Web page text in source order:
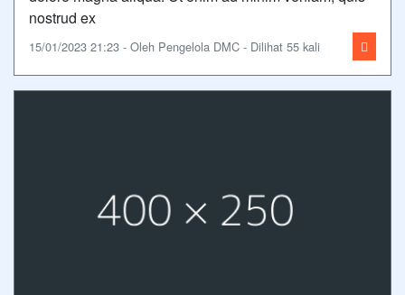
nostrud ex
15/01/2023 21:23 - Oleh Pengelola DMC - Dilihat 55 kali